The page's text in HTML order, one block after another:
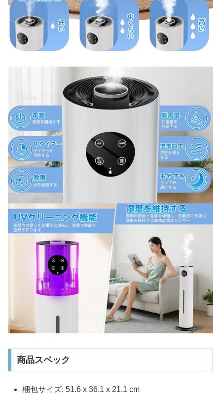
商品スペック
梱包サイズ‎: 51.6 x 36.1 x 21.1 cm